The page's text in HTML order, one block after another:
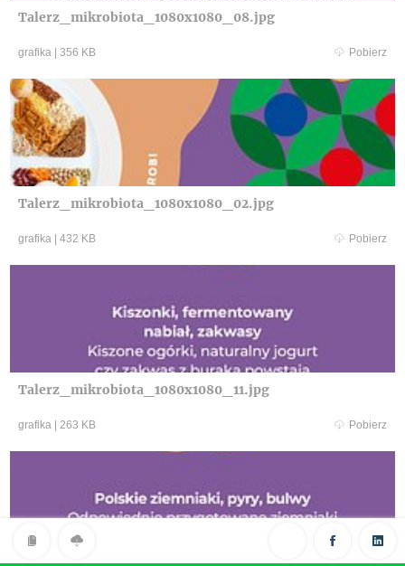
Talerz_mikrobiota_1080x1080_08.jpg
grafika 356 KB Pobierz
Talerz_mikrobiota_1080x1080_02.jpg
grafika 432 KB Pobierz
Talerz_mikrobiota_1080x1080_11.jpg
grafika 263 KB Pobierz